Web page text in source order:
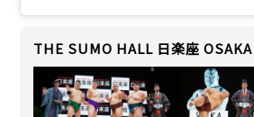
THE SUMO HALL 日楽座 OSAKA